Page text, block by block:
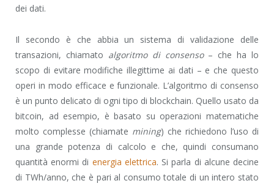
dei dati.
Il secondo è che abbia un sistema di validazione delle
transazioni, chiamato algoritmo di consenso– che ha lo
scopo di evitare modifiche illegittime ai dati – e che questo
operi in modo efficace e funzionale. L’algoritmo di consenso
è un punto delicato di ogni tipo di blockchain. Quello usato da
bitcoin, ad esempio, è basato su operazioni matematiche
molto complesse (chiamate mining) che richiedono l’uso di
una grande potenza di calcolo e che, quindi consumano
quantità enormi di energia elettrica. Si parla di alcune decine
di TWh/anno, che è pari al consumo totale di un intero stato